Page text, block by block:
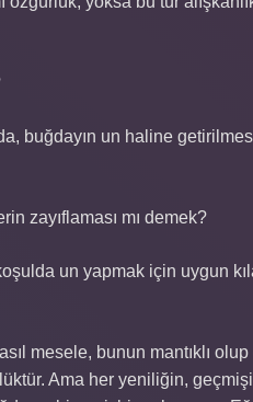
buğdayın un haline
zayıflaması mı demek?
un yapmak için uygun
mesele, bunun mantıklı olup
Ama her yeniliğin,